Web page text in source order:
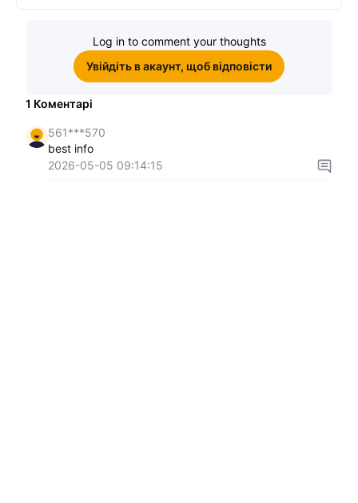
Log in to comment your thoughts
Увійдіть в акаунт, щоб відповісти
1 Коментарі
561***570
best info
2026-05-05 09:14:15